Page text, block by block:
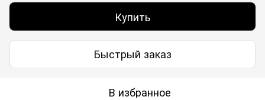
Купить
Быстрый заказ
В избранное